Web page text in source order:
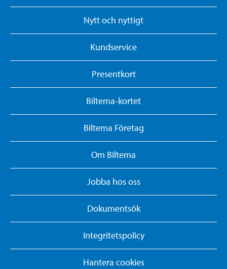
Nytt och nyttigt
Kundservice
Presentkort
Biltema-kortet
Biltema Företag
Om Biltema
Jobba hos oss
Dokumentsök
Integritetspolicy
Hantera cookies